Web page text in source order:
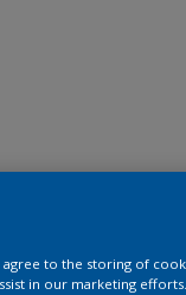
agree to the storing of
in our marketing efforts.